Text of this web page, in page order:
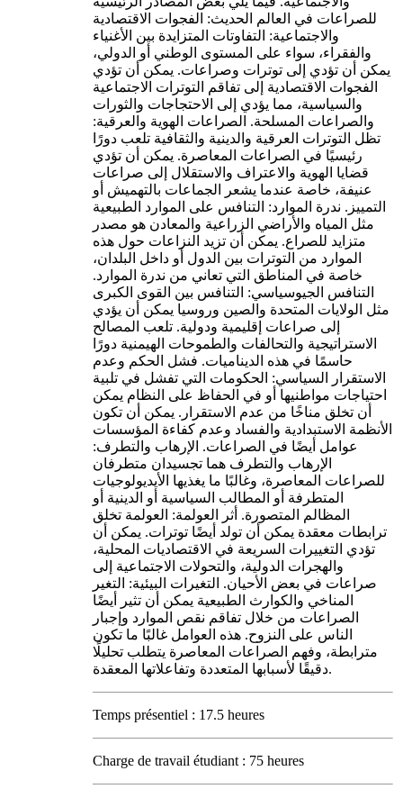
للصراعات في العالم الحديث: الفجوات الاقتصادية
والاجتماعية: التفاوتات المتزايدة بين الأغنياء
والفقراء، سواء على المستوى الوطني أو الدولي،
يمكن أن تؤدي إلى توترات وصراعات. يمكن أن تؤدي
الفجوات الاقتصادية إلى تفاقم التوترات الاجتماعية
والسياسية، مما يؤدي إلى الاحتجاجات والثورات
والصراعات المسلحة. الصراعات الهوية والعرقية:
تظل التوترات العرقية والدينية والثقافية تلعب دورًا
رئيسيًا في الصراعات المعاصرة. يمكن أن تؤدي
قضايا الهوية والاعتراف والاستقلال إلى صراعات
عنيفة، خاصة عندما يشعر الجماعات بالتهميش أو
التمييز. ندرة الموارد: التنافس على الموارد الطبيعية
مثل المياه والأراضي الزراعية والمعادن هو مصدر
متزايد للصراع. يمكن أن تزيد النزاعات حول هذه
الموارد من التوترات بين الدول أو داخل البلدان،
خاصة في المناطق التي تعاني من ندرة الموارد.
التنافس الجيوسياسي: التنافس بين القوى الكبرى
مثل الولايات المتحدة والصين وروسيا يمكن أن يؤدي
إلى صراعات إقليمية ودولية. تلعب المصالح
الاستراتيجية والتحالفات والطموحات الهيمنية دورًا
حاسمًا في هذه الديناميات. فشل الحكم وعدم
الاستقرار السياسي: الحكومات التي تفشل في تلبية
احتياجات مواطنيها أو في الحفاظ على النظام يمكن
أن تخلق مناخًا من عدم الاستقرار. يمكن أن تكون
الأنظمة الاستبدادية والفساد وعدم كفاءة المؤسسات
عوامل أيضًا في الصراعات. الإرهاب والتطرف:
الإرهاب والتطرف هما تجسيدان متطرفان
للصراعات المعاصرة، وغالبًا ما يغذيها الأيديولوجيات
المتطرفة أو المطالب السياسية أو الدينية أو
المظالم المتصورة. أثر العولمة: العولمة تخلق
ترابطات معقدة يمكن أن تولد أيضًا توترات. يمكن أن
تؤدي التغييرات السريعة في الاقتصاديات المحلية،
والهجرات الدولية، والتحولات الاجتماعية إلى
صراعات في بعض الأحيان. التغيرات البيئية: التغير
المناخي والكوارث الطبيعية يمكن أن تثير أيضًا
الصراعات من خلال تفاقم نقص الموارد وإجبار
الناس على النزوح. هذه العوامل غالبًا ما تكون
مترابطة، وفهم الصراعات المعاصرة يتطلب تحليلًا
دقيقًا لأسبابها المتعددة وتفاعلاتها المعقدة.
Temps présentiel : 17.5 heures
Charge de travail étudiant : 75 heures